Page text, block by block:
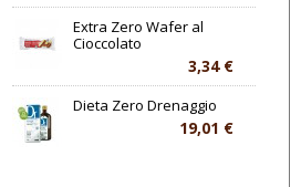
Extra Zero Wafer al
Cioccolato
3,34 €
Dieta Zero Drenaggio
19,01 €